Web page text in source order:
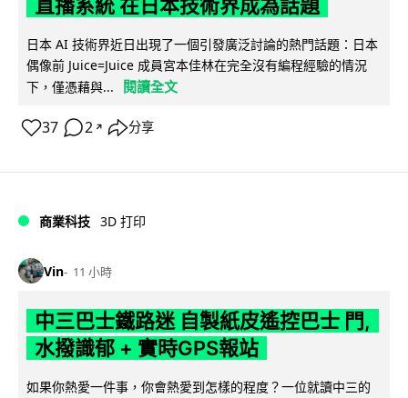
直播系統 在日本技術界成為話題
日本 AI 技術界近日出現了一個引發廣泛討論的熱門話題：日本
偶像前 Juice=Juice 成員宮本佳林在完全沒有編程經驗的情況
下，僅憑藉與...
閱讀全文
37 2 ↗ 分享
商業科技 3D 打印
Vin 11 小時
中三巴士鐵路迷 自製紙皮遙控巴士 門,
水撥識郁 + 實時GPS報站
如果你熱愛一件事，你會熱愛到怎樣的程度？一位就讀中三的